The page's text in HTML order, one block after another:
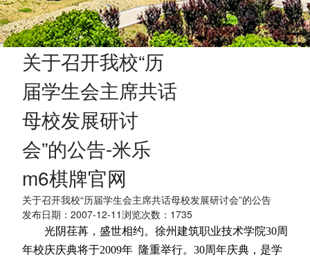
关于召开我校“历
届学生会主席共话
母校发展研讨
会”的公告-米乐
m6棋牌官网
关于召开我校“历届学生会主席共话母校发展研讨会”的公告
发布日期：2007-12-11浏览次数： 1735
光阴荏苒，盛世相约。徐州建筑职业技术学院30周
年校庆庆典将于2009年 隆重举行。 30周年庆典，是学